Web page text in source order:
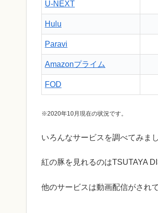
U-NEXT
Hulu
Paravi
Amazonプライム
FOD
※2020年10月現在の状況です。
いろんなサービスを調べてみま
紅の豚を見れるのはTSUTAYA
他のサービスは動画配信がされ